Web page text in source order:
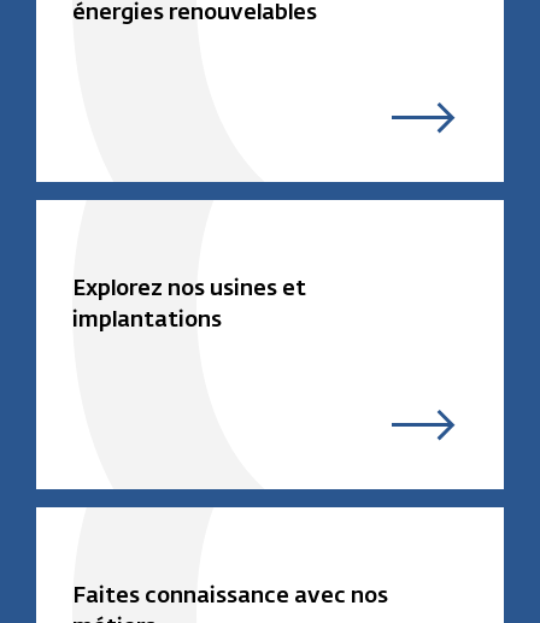
énergies renouvelables
Explorez nos usines et
implantations
Faites connaissance avec nos